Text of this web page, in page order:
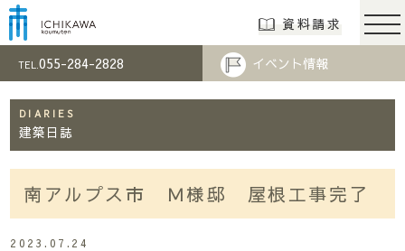
市川工務店 | らしさ
資料請求
TEL.055-284-2828 イベント情報
DIARIES
建築日誌
南アルプス市 Ｍ様邸 屋根工事完了
2023.07.24